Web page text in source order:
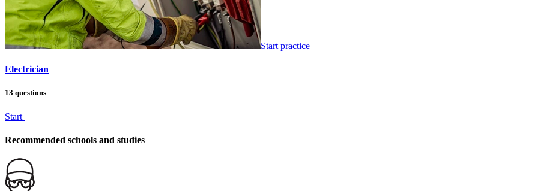
Start practice
Electrician
13 questions
Start
Recommended schools and studies